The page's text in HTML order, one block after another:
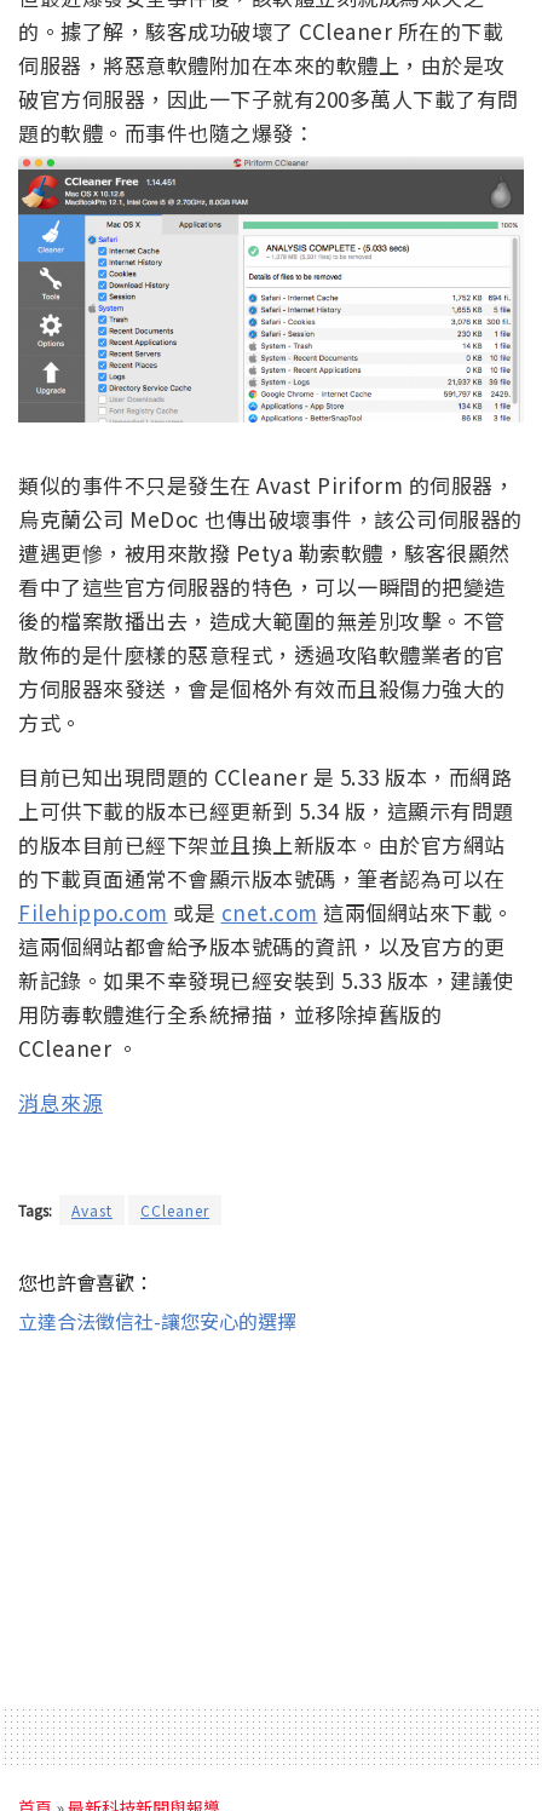
的。據了解，駭客成功破壞了 CCleaner 所在的下載
伺服器，將惡意軟體附加在本來的軟體上，由於是攻
破官方伺服器，因此一下子就有200多萬人下載了有問
題的軟體。而事件也隨之爆發：
類似的事件不只是發生在 Avast Piriform 的伺服器，
烏克蘭公司 MeDoc 也傳出破壞事件，該公司伺服器的
遭遇更慘，被用來散撥 Petya 勒索軟體，駭客很顯然
看中了這些官方伺服器的特色，可以一瞬間的把變造
後的檔案散播出去，造成大範圍的無差別攻擊。不管
散佈的是什麼樣的惡意程式，透過攻陷軟體業者的官
方伺服器來發送，會是個格外有效而且殺傷力強大的
方式。
目前已知出現問題的 CCleaner 是 5.33 版本，而網路
上可供下載的版本已經更新到 5.34 版，這顯示有問題
的版本目前已經下架並且換上新版本。由於官方網站
的下載頁面通常不會顯示版本號碼，筆者認為可以在
Filehippo.com 或是 cnet.com 這兩個網站來下載。
這兩個網站都會給予版本號碼的資訊，以及官方的更
新記錄。如果不幸發現已經安裝到 5.33 版本，建議使
用防毒軟體進行全系統掃描，並移除掉舊版的
CCleaner 。
消息來源
Tags: Avast CCleaner
您也許會喜歡：
立達合法徵信社-讓您安心的選擇